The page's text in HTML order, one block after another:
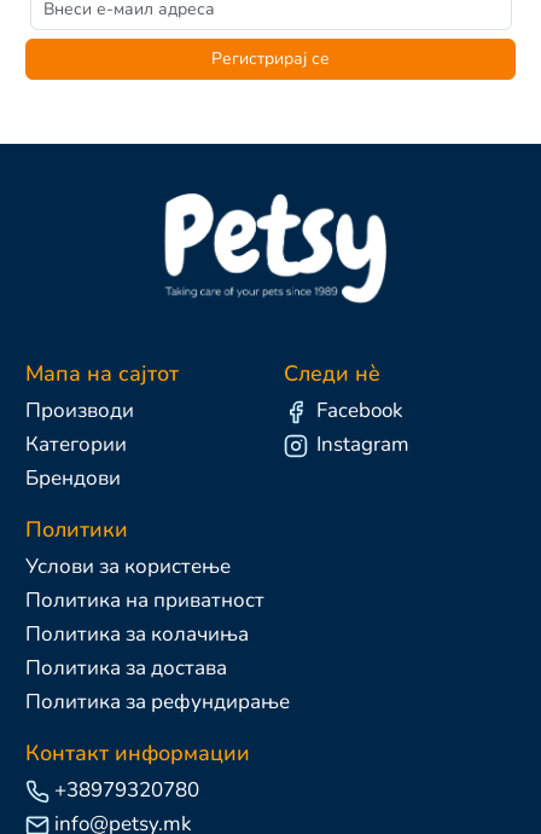
Регистрирај се
Мапа на сајтот
Производи
Категории
Брендови
Политики
Услови за користење
Политика на приватност
Политика за колачиња
Политика за достава
Политика за рефундирање
Контакт информации
+38979320780
info@petsy.mk
Следи нè
Facebook
Instagram